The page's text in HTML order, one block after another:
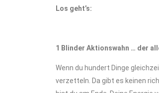
Los geht’s:
1 Blinder Aktionswahn … der
Wenn du hundert Dinge
verzetteln. Da gibt es keinen